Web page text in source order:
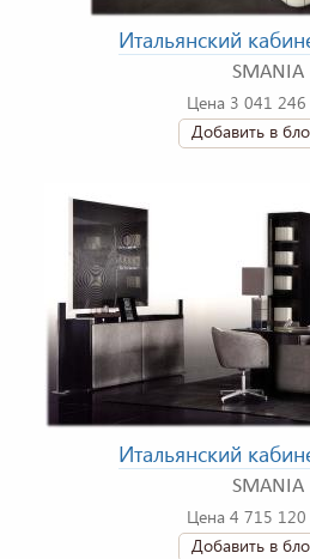
Итальянский
SMANIA
Цена 3 041 246
Добавить в
Итальянский
SMANIA
Цена 4 715 120
Добавить в